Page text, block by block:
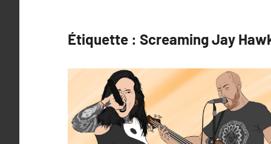
Étiquette : Screaming Jay